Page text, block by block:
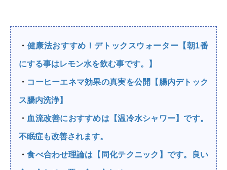
・ 健康法おすすめ！デトックスウォーター【朝1番
にする事はレモン水を飲む事です。】
・ コーヒーエネマ効果の真実を公開【腸内デトック
ス腸内洗浄】
・ 血流改善におすすめは【温冷水シャワー】です。
不眠症も改善されます。
・食べ合わせ理論は【同化テクニック】です。良い